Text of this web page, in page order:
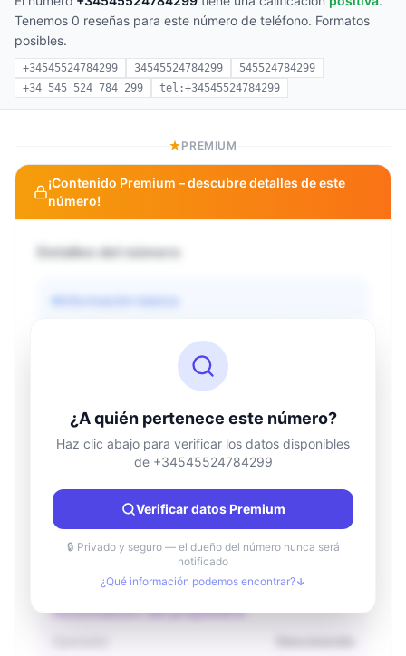
Tenemos 0 reseñas para este número de teléfono. Formatos
posibles.
+34545524784299 34545524784299
545524784299
+34 545 524 784 299
tel:+34545524784299
PREMIUM
¡Contenido Premium – descubre detalles de este
número!
Detalles del número
Información básica
Información de ubicación
País
Desconocido
Ciudad
Desconocido
Región
Desconocido
Información del propietario
¿A quién pertenece este número?
Haz clic abajo para verificar los datos disponibles
de +34545524784299
Verificar datos Premium
🔒 Privado y seguro — el dueño del número nunca será
notificado
¿Qué información podemos encontrar?